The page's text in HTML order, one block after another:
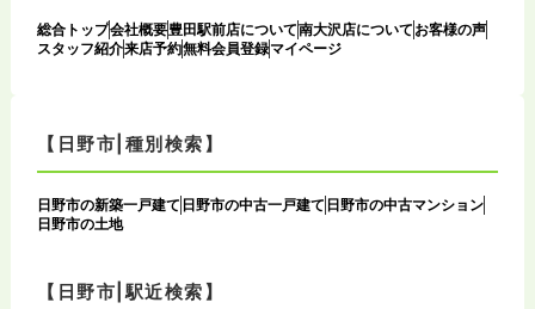
総合トップ会社概要豊田駅前店について南大沢店について お客様の声
スタッフ紹介来店予約無料会員登録マイページ
【日野市|種別検索】
日野市の新築一戸建て 日野市の中古一戸建て 日野市の中古マンション
日野市の土地
【日野市|駅近検索】